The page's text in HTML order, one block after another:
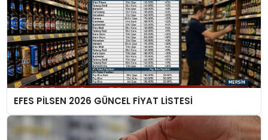
EFES PİLSEN 2026 GÜNCEL FİYAT LİSTESİ